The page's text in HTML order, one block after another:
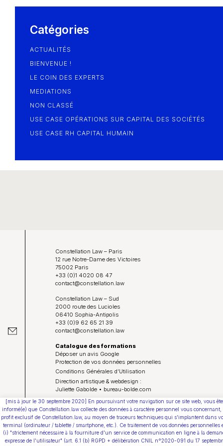
Blog
Catégories
ACTUALITÉS
BIENVENUE !
LE COIN DES EXPERTS
MEDIATIONS
NON CLASSÉ
USE CASE OPÉRATIONS SUR CAPITAL DES SOCIÉTÉS
USE CASE RH CAPITAL HUMAIN
Constellation Law – Paris
12 rue Notre-Dame des Victoires
75002 Paris
+33 (0)1 4020 08 47
contact@constellation.law
Constellation Law – Sud
2000 route des Lucioles
06410 Sophia-Antipolis
+33 (0)9 62 65 21 39
contact@constellation.law
Catalogue des formations
Déposer un avis Google
Protection de vos données personnelles
Conditions Générales d’Utilisation
Direction artistique & webdesign :
Juliette Gabolde • bureau-bolde.com
Youtube
[mis à jour le 30 septembre 2020] En poursuivant votre navigation sur ce site web, vous
informé(e) que Constellation.law collecte des données à caractère personnel vous concernant,
profit exclusif de Constellation.law, au moyen de traceurs techniques qui s'implantent dans
terminal (ordinateur / tablette / smartphone, etc.). Ce traitement de vos données personnelles
(i) "strictement nécessaire à la fourniture d'un service de communication en ligne à la
expresse de l'utilisateur" (art. 6.1 (b) RGPD + délibération CNIL n°2020-091 du 17